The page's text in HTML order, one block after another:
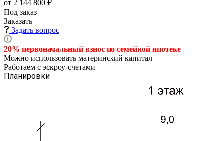
от 2 144 800 ₽
Под заказ
Заказать
Задать вопрос
20% первоначальный взнос по семейной ипотеке
Можно использовать материнский капитал
Работаем с эскроу-счетами
Планировки